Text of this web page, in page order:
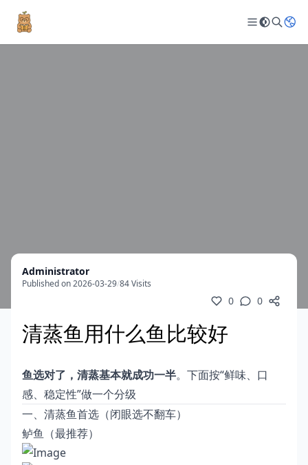
Administrator
Published on 2026-03-29/84 Visits
0 0
清蒸鱼用什么鱼比较好
鱼选对了，清蒸基本就成功一半。下面按“鲜味、口
感、稳定性”做一个分级
一、清蒸鱼首选（闭眼选不翻车）
鲈鱼（最推荐）